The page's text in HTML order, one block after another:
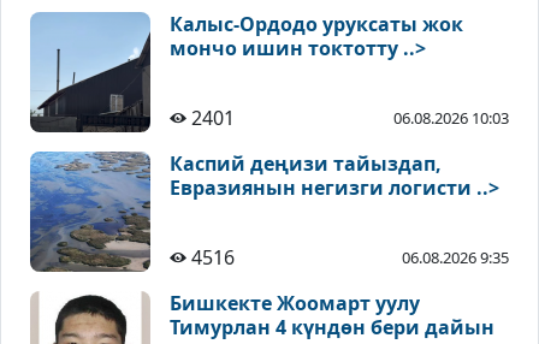
Калыс-Ордодо уруксаты жок
мончо ишин токтотту ..>
2401 06.08.2026 10:03
Каспий деңизи тайыздап,
Евразиянын негизги логисти ..>
4516 06.08.2026 9:35
Бишкекте Жоомарт уулу
Тимурлан 4 күндөн бери дайын